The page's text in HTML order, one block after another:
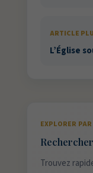
ARTICLE
L’Église
EXPLORER
Trouvez